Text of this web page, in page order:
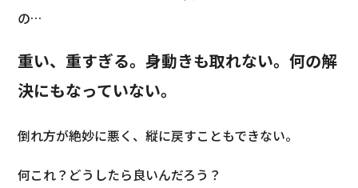
の…
重い、重すぎる。身動きも取れない。何の解
決にもなっていない。
倒れ方が絶妙に悪く、縦に戻すこともできない。
何これ？どうしたら良いんだろう？